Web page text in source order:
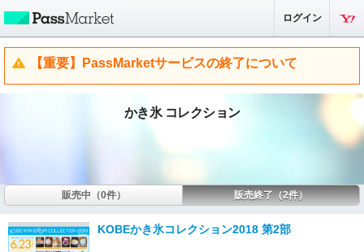
ログイン
【重要】PassMarketサービスの終了について
かき氷 コレクション
販売中（0件） 販売終了（2件）
KOBEかき氷コレクション2018 第2部